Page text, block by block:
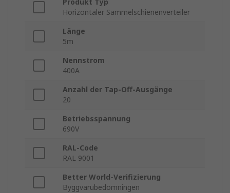
Produkt Typ
Horizontaler Sammelschienenverteiler
Länge
5m
Nennstrom
400A
Anzahl der Tap-Off-Ausgänge
20
Betriebsspannung
690V
RAL-Code
RAL 9001
Better World-Verifizierung
Byggvarubedömningen